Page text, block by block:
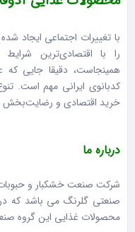
با تغییرات اجتماعی ایجاد
را با اقتصادی‌ترین
همینجاست، دقیقا جایی
کدبانوی ایرانی مهم است.
خرید اقتصادی و رضایت‌بخش
درباره ما
شرکت صنعت خشکبار و
محصولات غذایی این گروه